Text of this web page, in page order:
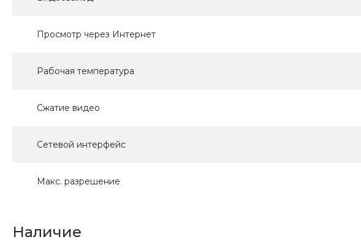
Просмотр через Интернет
Рабочая температура
Сжатие видео
Сетевой интерфейс
Макс. разрешение
Наличие